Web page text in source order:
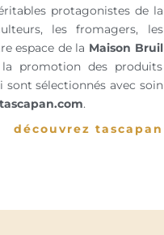
protagonistes de la
les fromagers, les
espace de la Maison Bruil
promotion des produits
sont sélectionnés avec soin
.
découvrez tascapan